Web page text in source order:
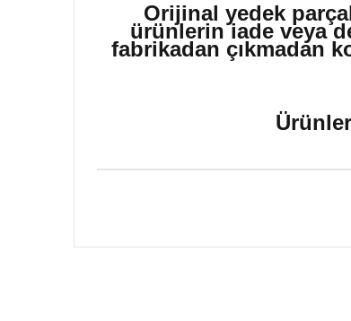
Orijinal yedek
ürünlerin iade veya
fabrikadan çıkmadan